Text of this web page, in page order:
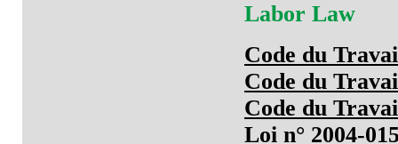
Labor Law
Code du
Code du
Code du
Loi n° 2004-